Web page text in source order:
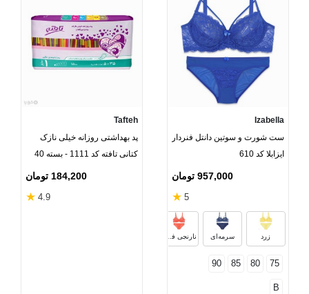
Izabella
ست شورت و سوتین دانتل فنردار
ایزابلا کد 610
957,000 تومان
5
★
زرد سرمه‌ای نارنجی فسفری
75
80
85
90
B
Tafteh
پد ‌بهداشتی روزانه خیلی نازک
کتانی تافته کد 1111 - بسته 40
184,200 تومان
4.9
★